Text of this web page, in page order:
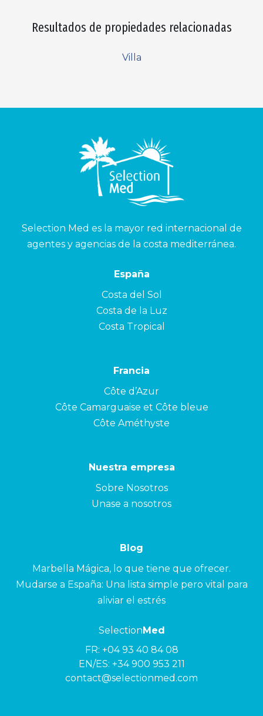
Resultados de propiedades relacionadas
Villa
Selection Med es la mayor red internacional de
agentes y agencias de la costa mediterránea.
España
Costa del Sol
Costa de la Luz
Costa Tropical
Francia
Côte d’Azur
Côte Camarguaise et Côte bleue
Côte Améthyste
Nuestra empresa
Sobre Nosotros
Unase a nosotros
Blog
Marbella Mágica, lo que tiene que ofrecer.
Mudarse a España: Una lista simple pero vital para
aliviar el estrés
SelectionMed
FR: +04 93 40 84 08
EN/ES: +34 900 953 211
contact@selectionmed.com